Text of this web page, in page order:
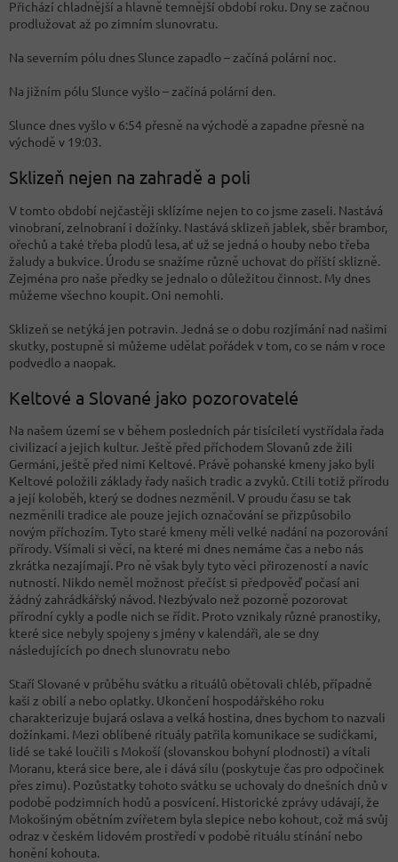
Přichází chladnější a hlavně temnější období roku. Dny se začnou
prodlužovat až po zimním slunovratu.
Na severním pólu dnes Slunce zapadlo – začíná polární noc.
Na jižním pólu Slunce vyšlo – začíná polární den.
Slunce dnes vyšlo v 6:54 přesně na východě a zapadne přesně na
východě v 19:03.
Sklizeň nejen na zahradě a poli
V tomto období nejčastěji sklízíme nejen to co jsme zaseli. Nastává
vinobraní, zelnobraní i dožínky. Nastává sklizeň jablek, sběr brambor,
ořechů a také třeba plodů lesa, ať už se jedná o houby nebo třeba
žaludy a bukvice. Úrodu se snažíme různě uchovat do příští sklizně.
Zejména pro naše předky se jednalo o důležitou činnost. My dnes
můžeme všechno koupit. Oni nemohli.
Sklizeň se netýká jen potravin. Jedná se o dobu rozjímání nad našimi
skutky, postupně si můžeme udělat pořádek v tom, co se nám v roce
podvedlo a naopak.
Keltové a Slované jako pozorovatelé
Na našem území se v během posledních pár tisíciletí vystřídala řada
civilizací a jejich kultur. Ještě před příchodem Slovanů zde žili
Germáni, ještě před nimi Keltové. Právě pohanské kmeny jako byli
Keltové položili základy řady našich tradic a zvyků. Ctili totiž přírodu
a její koloběh, který se dodnes nezměnil. V proudu času se tak
nezměnili tradice ale pouze jejich označování se přizpůsobilo
novým příchozím. Tyto staré kmeny měli velké nadání na pozorování
přírody. Všímali si věcí, na které mi dnes nemáme čas a nebo nás
zkrátka nezajímají. Pro ně však byly tyto věci přirozeností a navíc
nutností. Nikdo neměl možnost přečíst si předpověď počasí ani
žádný zahrádkářský návod. Nezbývalo než pozorně pozorovat
přírodní cykly a podle nich se řídit. Proto vznikaly různé pranostiky,
které sice nebyly spojeny s jmény v kalendáři, ale se dny
následujících po dnech slunovratu nebo
Staří Slované v průběhu svátku a rituálů obětovali chléb, případně
kaši z obilí a nebo oplatky. Ukončení hospodářského roku
charakterizuje bujará oslava a velká hostina, dnes bychom to nazvali
dožínkami. Mezi oblíbené rituály patřila komunikace se sudičkami,
lidé se také loučili s Mokoší (slovanskou bohyní plodnosti) a vítali
Moranu, která sice bere, ale i dává sílu (poskytuje čas pro odpočinek
přes zimu). Pozůstatky tohoto svátku se uchovaly do dnešních dnů v
podobě podzimních hodů a posvícení. Historické zprávy udávají, že
Mokošiným obětním zvířetem byla slepice nebo kohout, což má svůj
odraz v českém lidovém prostředí v podobě rituálu stínání nebo
honění kohouta.